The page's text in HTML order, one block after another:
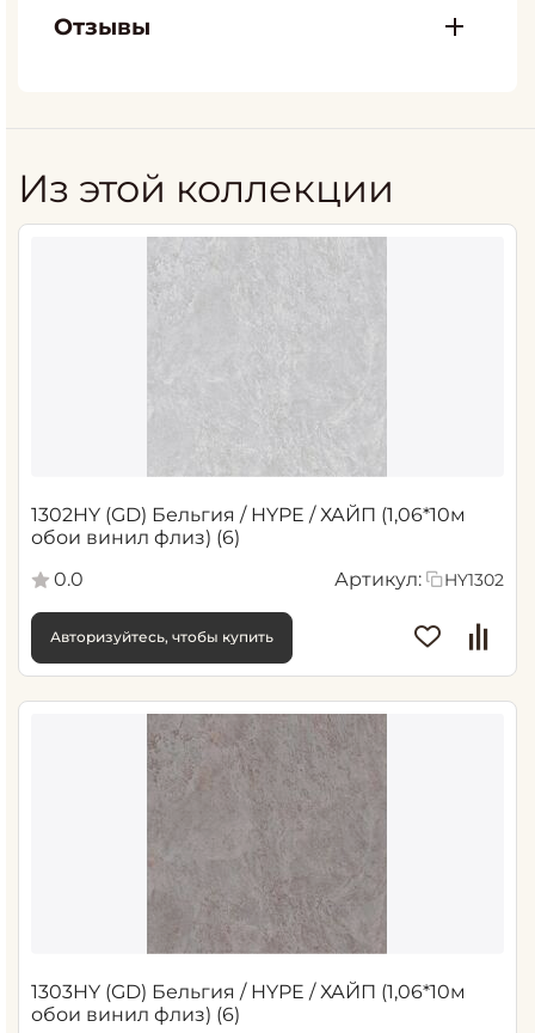
Отзывы
Из этой коллекции
1302HY (GD) Бельгия / HYPE / ХАЙП (1,06*10м
обои винил флиз) (6)
0.0
Артикул: HY1302
Авторизуйтесь, чтобы купить
1303HY (GD) Бельгия / HYPE / ХАЙП (1,06*10м
обои винил флиз) (6)